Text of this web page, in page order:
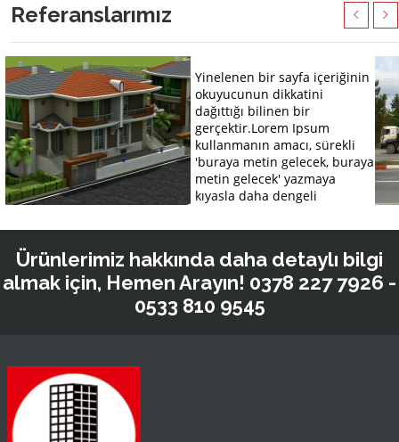
Referanslarımız
İnşaat Taahhüt
Yinelenen bir sayfa içeriğinin
okuyucunun dikkatini
dağıttığı bilinen bir
gerçektir.Lorem Ipsum
kullanmanın amacı, sürekli
'buraya metin gelecek, buraya
metin gelecek' yazmaya
kıyasla daha dengeli
Ürünlerimiz hakkında daha detaylı bilgi
almak için, Hemen Arayın! 0378 227 7926 -
0533 810 9545